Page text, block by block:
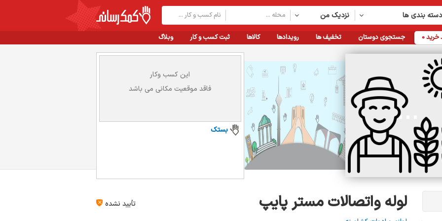
نزدیک من بندی ها
وبلاگ ثبت کسب و کار کالاها رویدادها تخفیف ها جستجوی دوستان خرید0
این کسب وکار
فاقد موقعیت مکانی می باشد
بستک
لوله واتصالات مستر پایپ
تأیید نشده